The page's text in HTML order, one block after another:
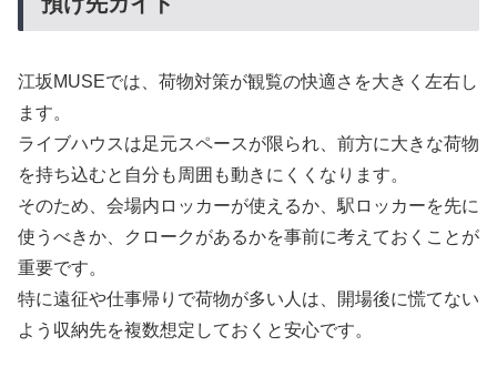
江坂MUSEでは、荷物対策が観覧の快適さを大きく左右し
ます。
ライブハウスは足元スペースが限られ、前方に大きな荷物
を持ち込むと自分も周囲も動きにくくなります。
そのため、会場内ロッカーが使えるか、駅ロッカーを先に
使うべきか、クロークがあるかを事前に考えておくことが
重要です。
特に遠征や仕事帰りで荷物が多い人は、開場後に慌てない
よう収納先を複数想定しておくと安心です。